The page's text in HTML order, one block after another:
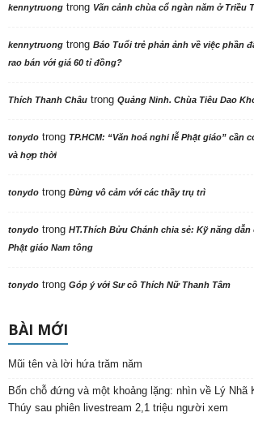
kennytruong trong Vãn cảnh chùa cổ ngàn năm ở Triều
kennytruong trong Báo Tuổi trẻ phản ảnh về việc phần
rao bán với giá 60 tỉ đồng?
Thích Thanh Châu trong Quảng Ninh. Chùa Tiêu Dao
tonydo trong TP.HCM: “Văn hoá nghi lễ Phật giáo” cần
và hợp thời
tonydo trong Đừng vô cảm với các thầy trụ trì
tonydo trong HT.Thích Bửu Chánh chia sẻ: Kỹ năng
Phật giáo Nam tông
tonydo trong Góp ý với Sư cô Thích Nữ Thanh Tâm
BÀI MỚI
Mũi tên và lời hứa trăm năm
Bốn chỗ đứng và một khoảng lặng: nhìn về Lý
Thúy sau phiên livestream 2,1 triệu người xem